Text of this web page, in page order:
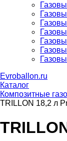
Evroballon.ru
Каталог
Композитные
TRILLON 18,2 л